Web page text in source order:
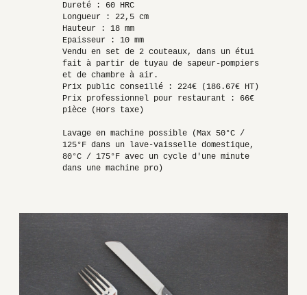
Dureté : 60 HRC
Longueur : 22,5 cm
Hauteur : 18 mm
Epaisseur : 10 mm
Vendu en set de 2 couteaux, dans un étui
fait à partir de tuyau de sapeur-pompiers
et de chambre à air.
Prix public conseillé : 224€ (186.67€ HT)
Prix professionnel pour restaurant : 66€
pièce (Hors taxe)
Lavage en machine possible (Max 50°C /
125°F dans un lave-vaisselle domestique,
80°C / 175°F avec un cycle d'une minute
dans une machine pro)